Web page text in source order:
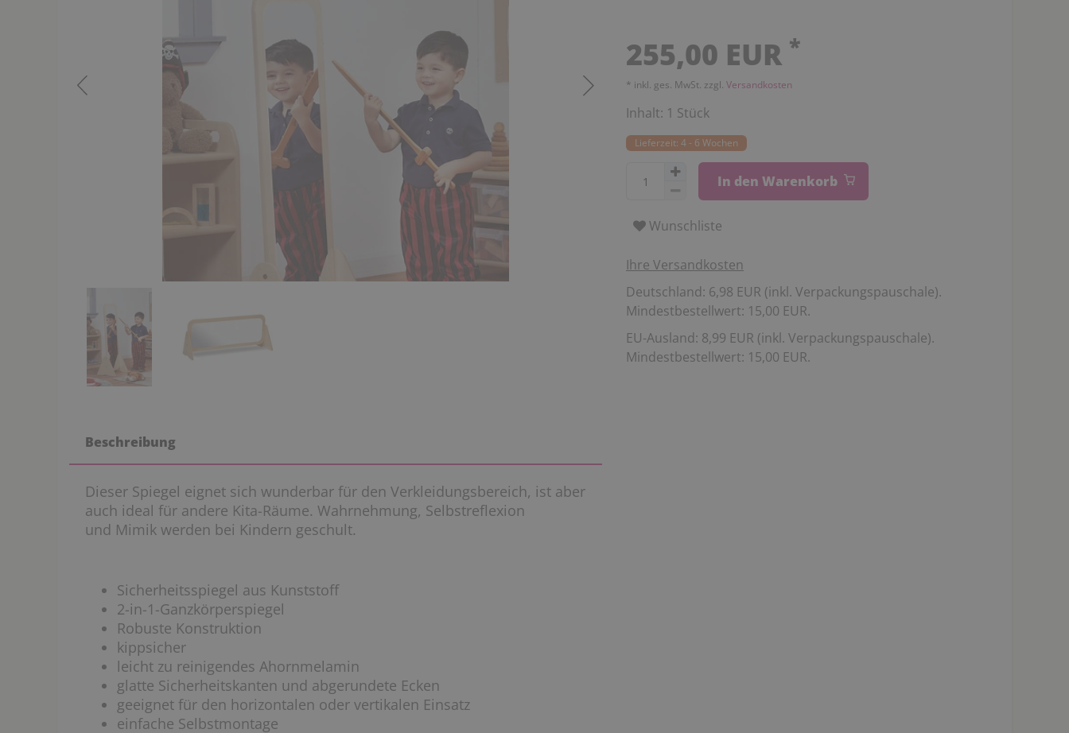
255,00 EUR *
* inkl. ges. MwSt. zzgl. Versandkosten
Inhalt: 1 Stück
Lieferzeit: 4 - 6 Wochen
In den Warenkorb
Wunschliste
Ihre Versandkosten
Deutschland: 6,98 EUR (inkl. Verpackungspauschale).
Mindestbestellwert: 15,00 EUR.
EU-Ausland: 8,99 EUR (inkl. Verpackungspauschale).
Mindestbestellwert: 15,00 EUR.
Beschreibung
Dieser Spiegel eignet sich wunderbar für den Verkleidungsbereich, ist aber
auch ideal für andere Kita-Räume. Wahrnehmung, Selbstreflexion
und Mimik werden bei Kindern geschult.
Sicherheitsspiegel aus Kunststoff
2-in-1-Ganzkörperspiegel
Robuste Konstruktion
kippsicher
leicht zu reinigendes Ahornmelamin
glatte Sicherheitskanten und abgerundete Ecken
geeignet für den horizontalen oder vertikalen Einsatz
einfache Selbstmontage